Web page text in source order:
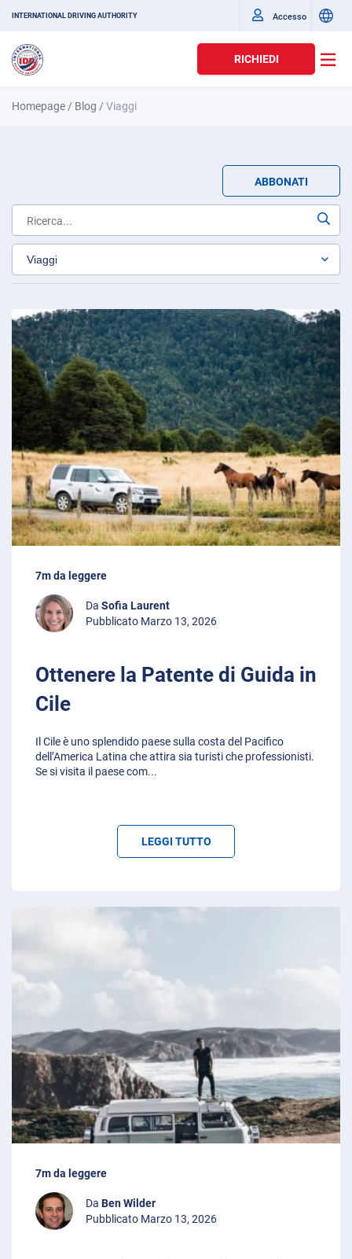
INTERNATIONAL DRIVING AUTHORITY Accesso
RICHIEDI
Homepage / Blog /Viaggi
ABBONATI
7m da leggere
Da Sofia Laurent
Pubblicato Marzo 13, 2026
Ottenere la Patente di Guida in
Cile
Il Cile è uno splendido paese sulla costa del Pacifico
dell’America Latina che attira sia turisti che professionisti.
Se si visita il paese com...
LEGGI TUTTO
7m da leggere
Da Ben Wilder
Pubblicato Marzo 13, 2026